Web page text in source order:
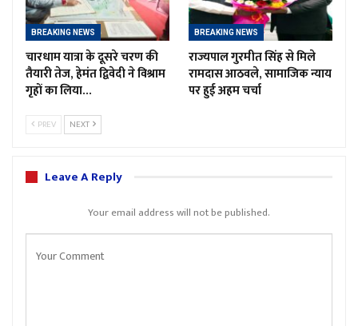
BREAKING NEWS
चारधाम यात्रा के दूसरे चरण की
तैयारी तेज, हेमंत द्विवेदी ने विश्राम
गृहों का लिया…
BREAKING NEWS
राज्यपाल गुरमीत सिंह से मिले
रामदास आठवले, सामाजिक न्याय
पर हुई अहम चर्चा
PREV NEXT
Leave A Reply
Your email address will not be published.